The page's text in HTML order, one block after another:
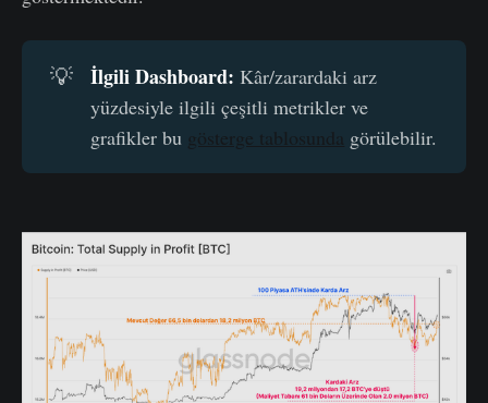
💡 İlgili Dashboard: Kâr/zarardaki arz
yüzdesiyle ilgili çeşitli metrikler ve
grafikler bu gösterge tablosunda görülebilir.